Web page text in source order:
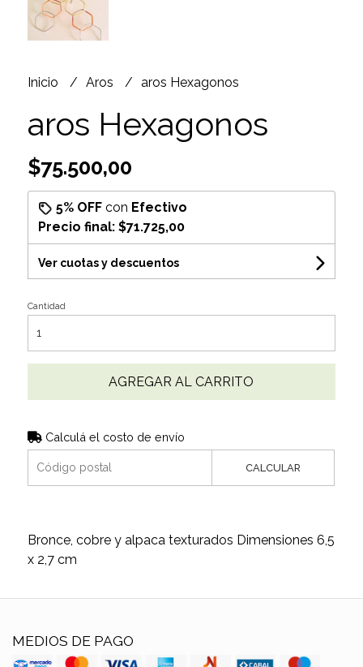
Inicio Aros aros Hexagonos
aros Hexagonos
$75.500,00
5% OFFcon Efectivo
Precio final: $71.725,00
Ver cuotas y descuentos
Cantidad
AGREGAR AL CARRITO
Calculá el costo de envío
CALCULAR
Bronce, cobre y alpaca texturados Dimensiones 6,5
x 2,7 cm
MEDIOS DE PAGO